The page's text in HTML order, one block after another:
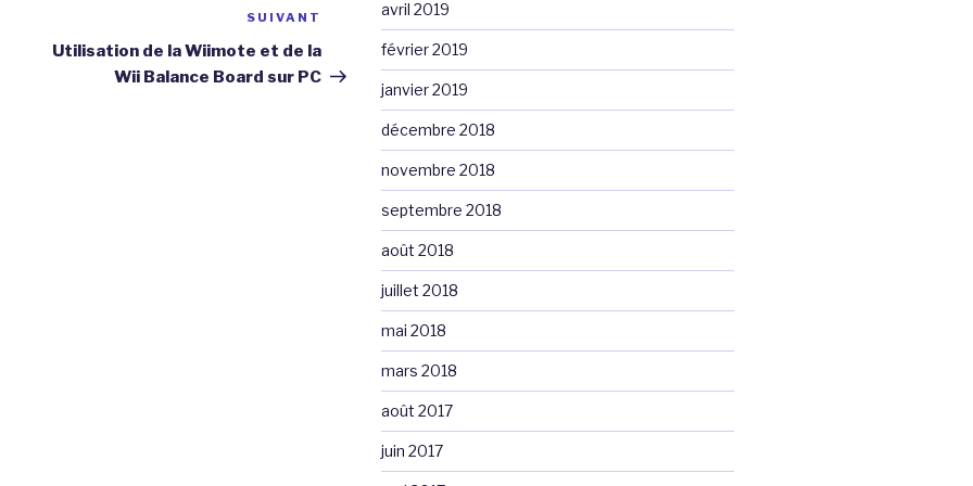
Article
suivant
SUIVANT
Utilisation de la Wiimote et de la
Wii Balance Board sur PC
avril 2019
février 2019
janvier 2019
décembre 2018
novembre 2018
septembre 2018
août 2018
juillet 2018
mai 2018
mars 2018
août 2017
juin 2017